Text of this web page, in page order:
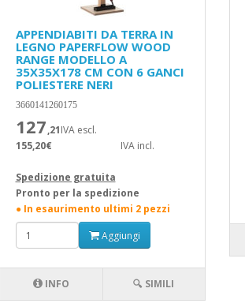
APPENDIABITI DA TERRA IN
LEGNO PAPERFLOW WOOD
RANGE MODELLO A
35X35X178 CM CON 6 GANCI
POLIESTERE NERI
3660141260175
127,21IVA escl.
155,20€
Spedizione gratuita
IVA incl.
Pronto per la spedizione
● In esaurimento ultimi 2 pezzi
Aggiungi
INFO 🔍 SIMILI